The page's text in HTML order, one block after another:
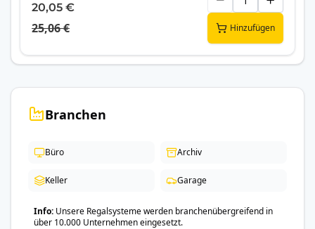
20,05 €
25,06 € Hinzufügen
Branchen
Büro Archiv
Keller Garage
Info Unsere Regalsysteme werden branchenübergreifend in
über 10.000 Unternehmen eingesetzt.